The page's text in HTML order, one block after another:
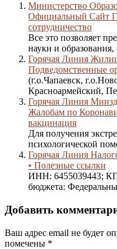
Министерство
Официальный Сайт
сотрудничество
Все это позволяет
науки и образования,
Горячая Линия
Подведомственные
(г.о.Чапаевск,
Красноармейский,
Горячая Линия
Жалобам по
вакцинация
Для получения
психологической
Горячая Линия
• Полезные ссылки
ИНН: 6455039443;
бюджета:
Добавить
Ваш адрес email не будет
помечены *